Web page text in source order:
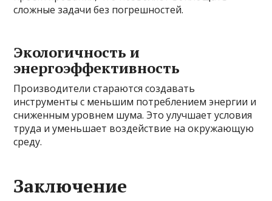
сложные задачи без погрешностей.
Экологичность и
энергоэффективность
Производители стараются создавать
инструменты с меньшим потреблением энергии и
сниженным уровнем шума. Это улучшает условия
труда и уменьшает воздействие на окружающую
среду.
Заключение